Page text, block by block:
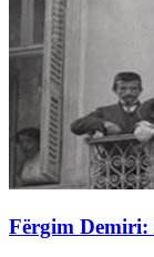
Fërgim Demiri: